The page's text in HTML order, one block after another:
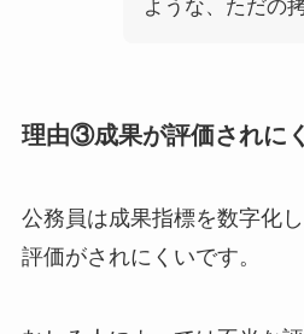
ような、ただの
理由③成果が評価されに
公務員は成果指標を数字化
評価がされにくいです。